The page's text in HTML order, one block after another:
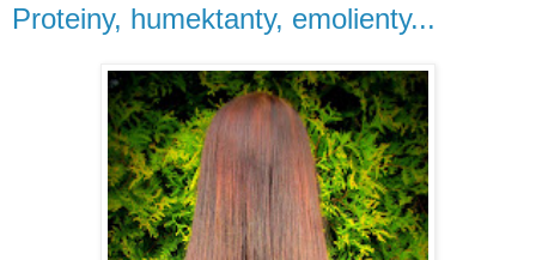
Proteiny, humektanty, emolienty...